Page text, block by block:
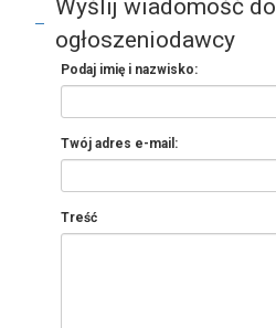
Wyślij wiadomość do
ogłoszeniodawcy
Podaj imię i nazwisko:
Twój adres e-mail:
Treść